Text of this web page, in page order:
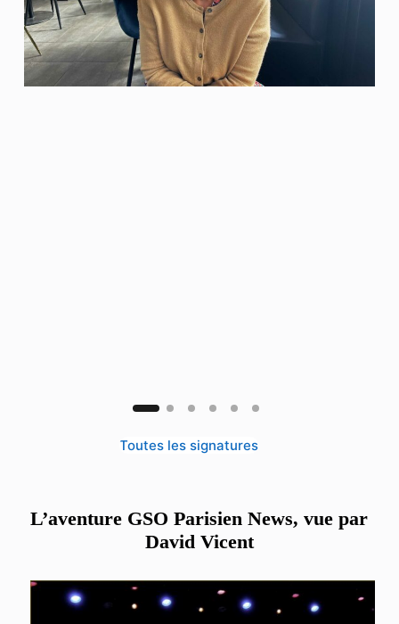
Toutes les signatures
L’aventure GSO Parisien News, vue par
David Vicent